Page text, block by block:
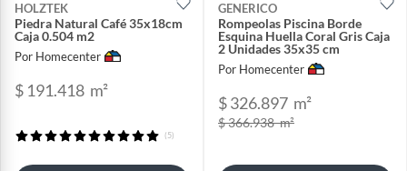
HOLZTEK
Piedra Natural Café 35x18cm
Caja 0.504 m2
Por Homecenter
$ 191.418 m²
(5)
GENERICO
Rompeolas Piscina Borde
Esquina Huella Coral Gris Caja
2 Unidades 35x35 cm
Por Homecenter
$ 326.897 m²
$ 366.938m²